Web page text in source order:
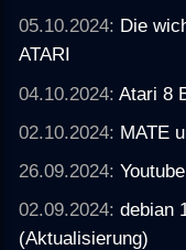
05.10.2024: Die
ATARI
04.10.2024:Atari 8
02.10.2024: MATE
26.09.2024:
02.09.2024:debian
(Aktualisierung)